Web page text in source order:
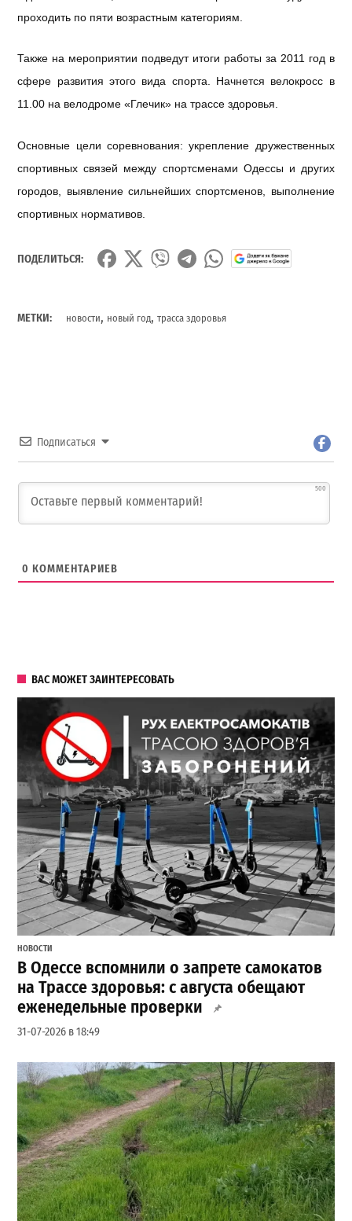
проходить по пяти возрастным категориям
Также на мероприятии подведут итоги работы за 2011 год в
сфере развития этого вида спорта Начнется велокросс в
11.00 на велодроме «Глечик» на трассе здоровья
Основные цели соревнования:укрепление дружественных
спортивных связей между спортсменами Одессы и других
городов
выявление сильнейших спортсменов
выполнение
спортивных нормативов
ПОДЕЛИТЬСЯ:
МЕТКИ: новости, новый год,трасса здоровья
Подписаться
500
0 КОММЕНТАРИЕВ
ВАС МОЖЕТ ЗАИНТЕРЕСОВАТЬ
НОВОСТИ
В Одессе вспомнили о запрете самокатов
на Трассе здоровья: с августа обещают
еженедельные проверки
31-07-2026 в 18:49